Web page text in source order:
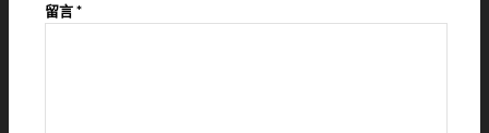
留言*